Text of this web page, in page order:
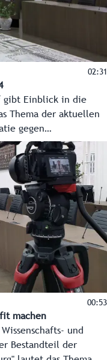
02:31
gibt Einblick in die
Thema der aktuellen
gegen
wirft sie mit dem
Franz Wieser,
und was dieses für
00:53
machen
und
Bestandteil der